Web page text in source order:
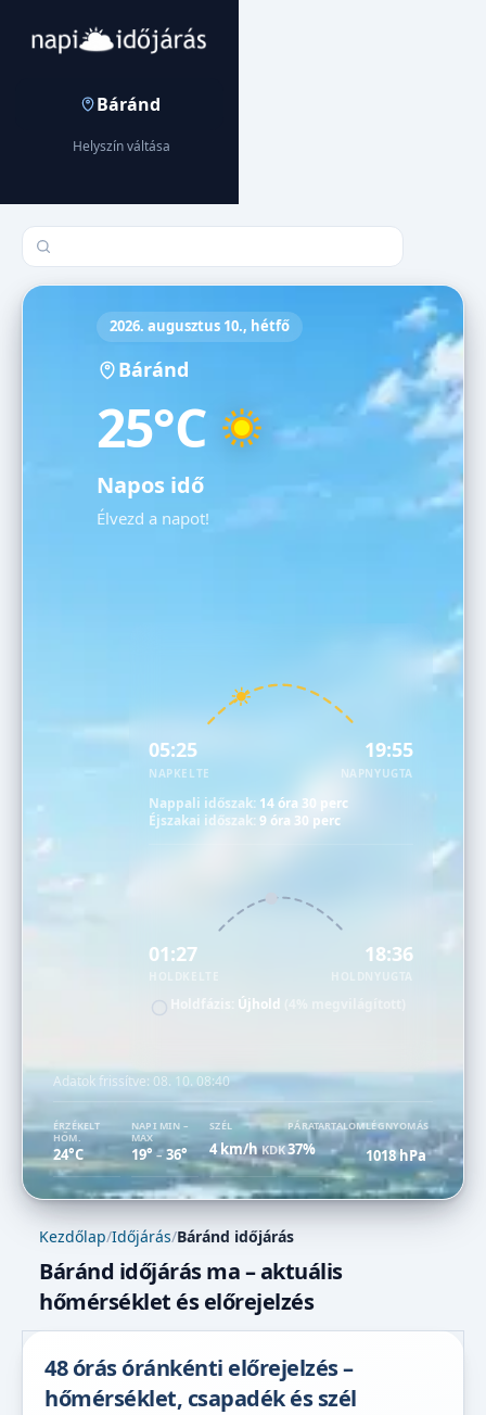
Báránd
Helyszín váltása
Település keresése
2026. augusztus 10., hétfő
Báránd
25°C
Napos idő
Élvezd a napot!
05:25
NAPKELTE
19:55
NAPNYUGTA
Nappali időszak: 14 óra 30 perc
Éjszakai időszak:9 óra 30 perc
01:27 18:36
HOLDNYUGTA
Holdfázis: Újhold
Adatok frissítve: 08. 10. 08:40
ÉRZÉKELT
HŐM.
24°C
NAPI MIN –
MAX
19° –36°
SZÉL
4 km/hKDK
PÁRATARTALOM
37%
LÉGNYOMÁS
1018 hPa
Kezdőlap/Időjárás/Báránd időjárás
Báránd időjárás ma – aktuális
hőmérséklet és előrejelzés
48 órás óránkénti előrejelzés –
hőmérséklet, csapadék és szél